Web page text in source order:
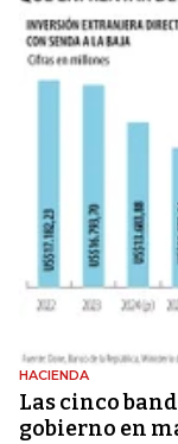
HACIENDA
Las cinco
gobierno en